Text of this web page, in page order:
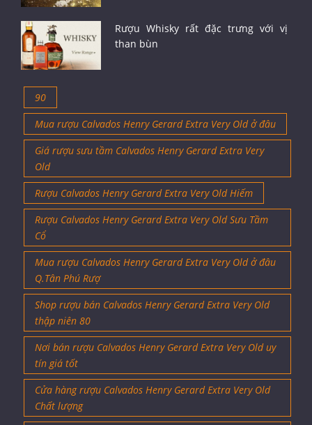
Rượu Whisky rất đặc trưng với vị
than bùn
90
Mua rượu Calvados Henry Gerard Extra Very Old ở đâu
Giá rượu sưu tầm Calvados Henry Gerard Extra Very
Old
Rượu Calvados Henry Gerard Extra Very Old Hiếm
Rượu Calvados Henry Gerard Extra Very Old Sưu Tầm
Cổ
Mua rượu Calvados Henry Gerard Extra Very Old ở đâu
Q.Tân Phú Rượ
Shop rượu bán Calvados Henry Gerard Extra Very Old
thập niên 80
Nơi bán rượu Calvados Henry Gerard Extra Very Old uy
tín giá tốt
Cửa hàng rượu Calvados Henry Gerard Extra Very Old
Chất lượng